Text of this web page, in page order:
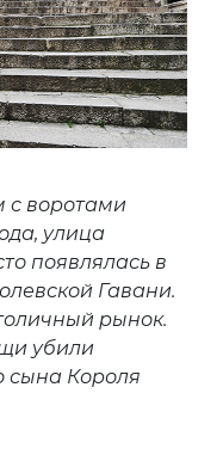
с воротами
улица
появлялась в
Гавани.
рынок.
убили
сына Короля